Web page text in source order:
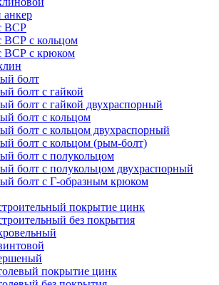
ВСР
ВСР с кольцом
ВСР с крюком
болт
болт с гайкой
болт с гайкой двухраспорный
болт с кольцом
болт с кольцом двухраспорный
болт с кольцом (рым-болт)
болт с полукольцом
болт с полукольцом двухраспорный
болт с Г-образным крюком
покрытие цинк
без покрытия
покрытие цинк